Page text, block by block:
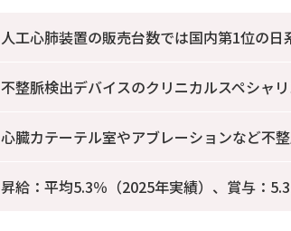
人工心肺装置の販売台数では国内第1位の日
不整脈検出デバイスのクリニカルスペシャリ
心臓カテーテル室やアブレーションなど不
昇給：平均5.3％（2025年実績）、賞与：